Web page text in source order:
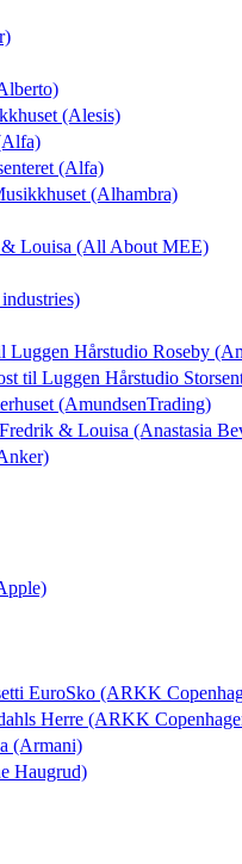
(Alesis)
(Alfa)
(Alhambra)
Louisa (All About MEE)
Luggen Hårstudio Roseby
til Luggen Hårstudio
(AmundsenTrading)
& Louisa (Anastasia
EuroSko (ARKK
Herre (ARKK
(Armani)
Haugrud)